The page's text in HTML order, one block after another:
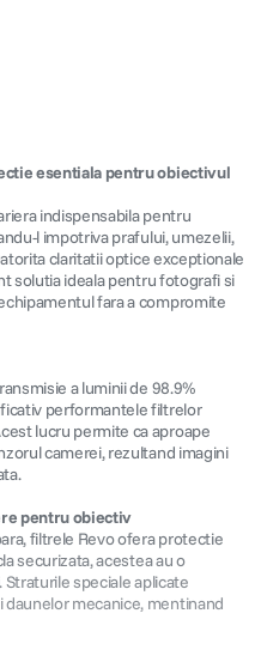
esentiala pentru obiectivul
indispensabila pentru
l impotriva prafului, umezelii,
claritatii optice exceptionale
solutia ideala pentru fotografi si
fara a compromite
a luminii de 98.9%
performantele filtrelor
lucru permite ca aproape
camerei, rezultand imagini
pentru obiectiv
filtrele Revo ofera protectie
securizata, acestea au o
speciale aplicate
mecanice, mentinand